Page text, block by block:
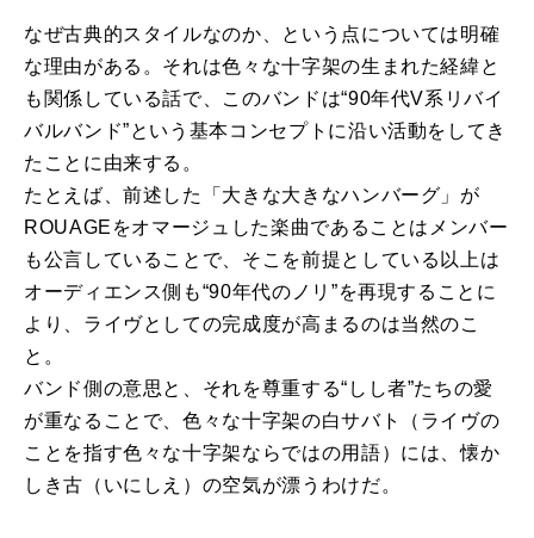
なぜ古典的スタイルなのか、という点については明確
な理由がある。それは色々な十字架の生まれた経緯と
も関係している話で、このバンドは“90年代V系リバイ
バルバンド”という基本コンセプトに沿い活動をしてき
たことに由来する。
たとえば、前述した「大きな大きなハンバーグ」が
ROUAGEをオマージュした楽曲であることはメンバー
も公言していることで、そこを前提としている以上は
オーディエンス側も“90年代のノリ”を再現することに
より、ライヴとしての完成度が高まるのは当然のこ
と。
バンド側の意思と、それを尊重する“しし者”たちの愛
が重なることで、色々な十字架の白サバト（ライヴの
ことを指す色々な十字架ならではの用語）には、懐か
しき古（いにしえ）の空気が漂うわけだ。